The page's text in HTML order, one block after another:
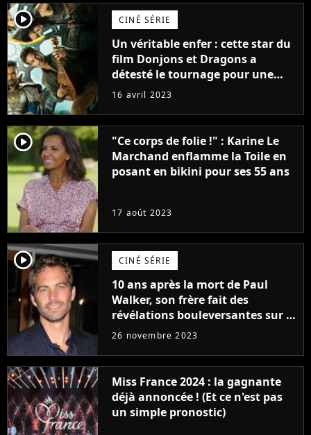
player2 CINÉ SÉRIE
Un véritable enfer : cette star du
film Donjons et Dragons a
détesté le tournage pour une
raison très spéciale
16 avril 2023
player2
"Ce corps de folie !" : Karine Le
Marchand enflamme la Toile en
posant en bikini pour ses 55 ans
17 août 2023
player2 CINÉ SÉRIE
10 ans après la mort de Paul
Walker, son frère fait des
révélations bouleversantes sur la
réaction des acteurs de Fast and
26 novembre 2023
Miss France 2024 : la gagnante
déjà annoncée ! (Et ce n'est pas
un simple pronostic)